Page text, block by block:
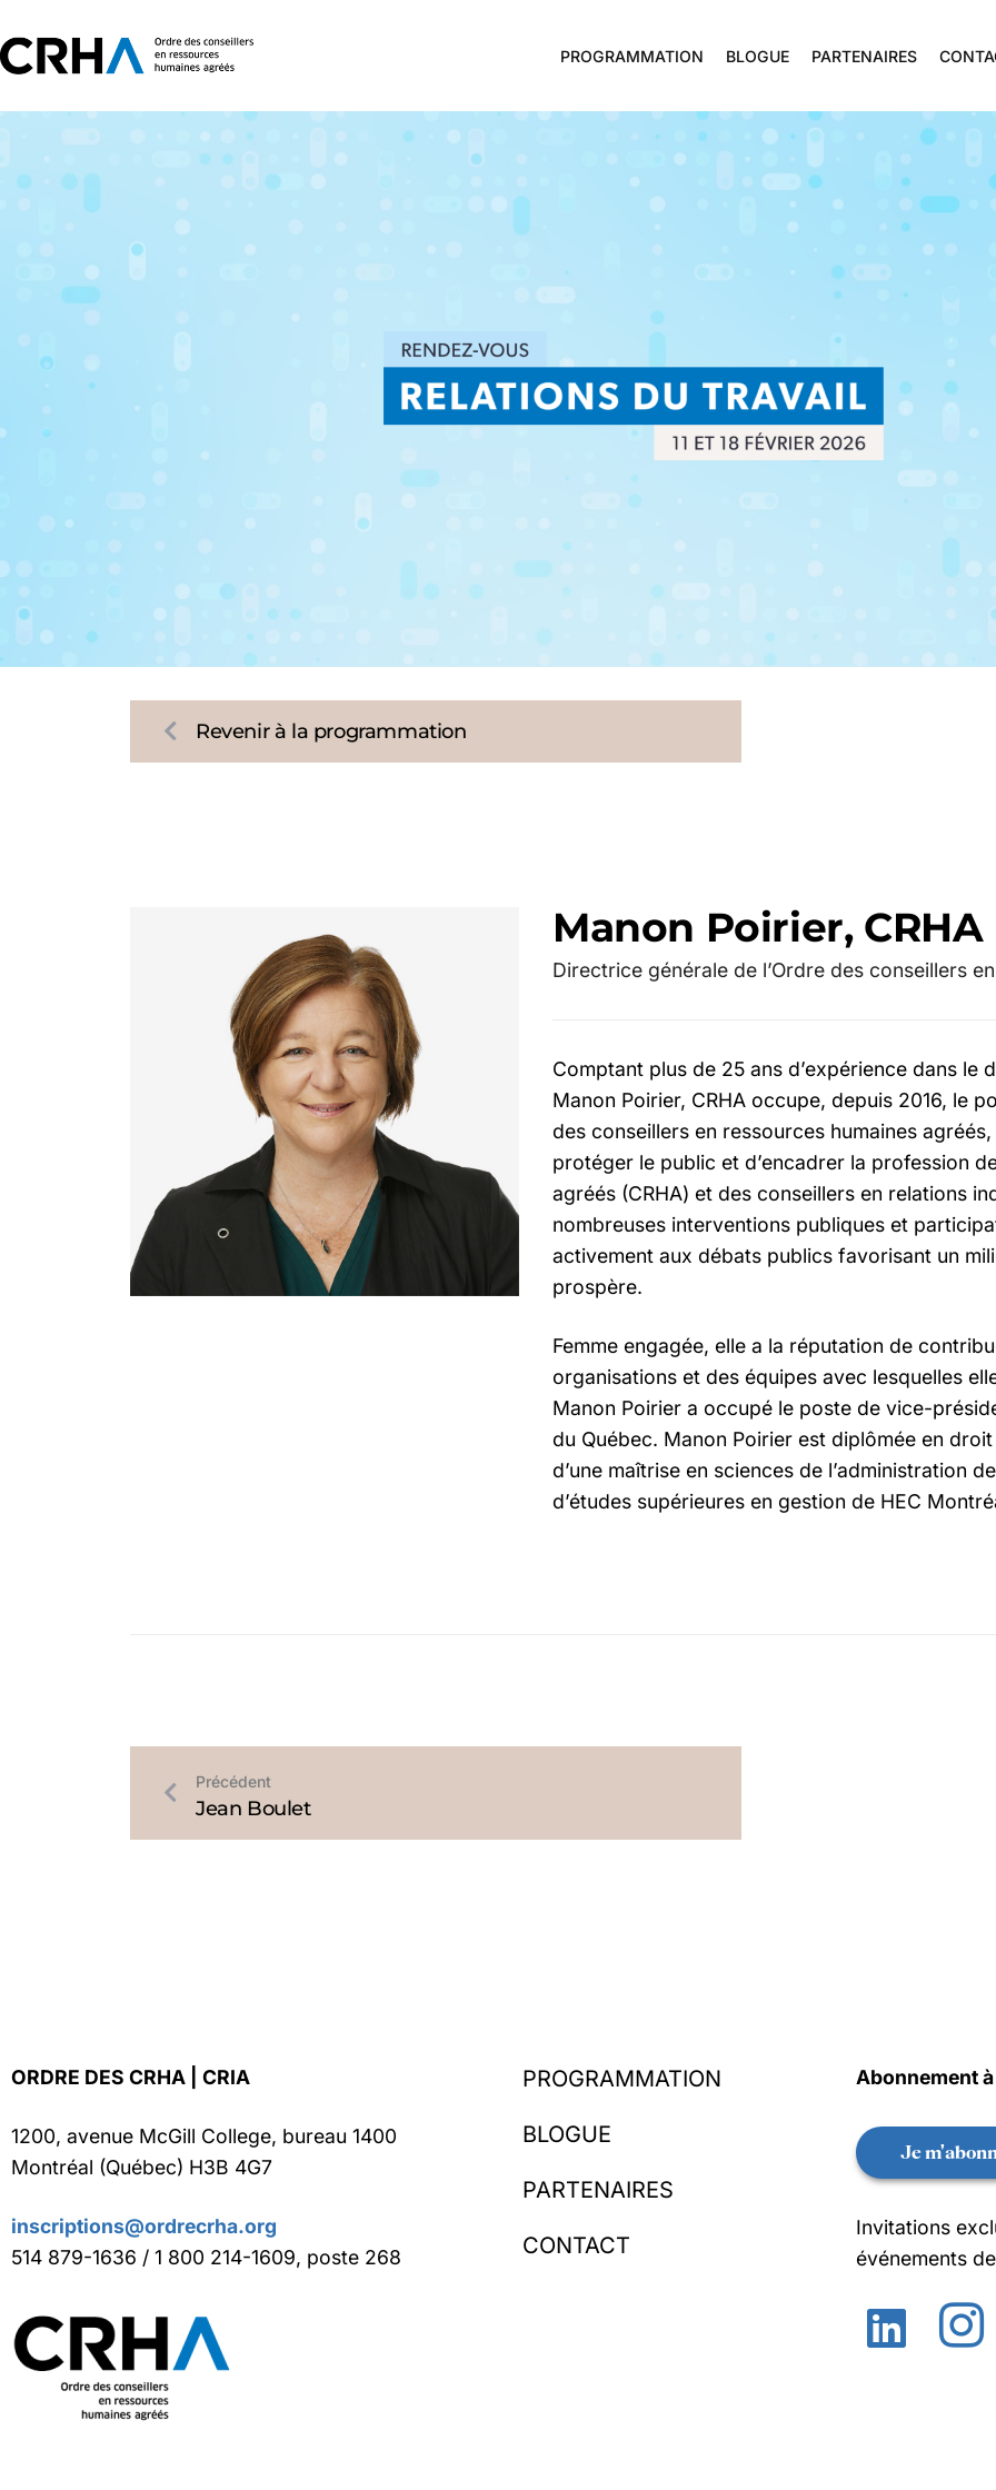
PROGRAMMATION BLOGUE PARTENAIRES
Revenir à la programmation
Manon Poirier, CRHA
Directrice générale de l’Ordre des conseillers
Comptant plus de 25 ans d’expérience dans le
Manon Poirier, CRHA occupe, depuis 2016, le
des conseillers en ressources humaines
protéger le public et d’encadrer la profession
agréés (CRHA) et des conseillers en relations
nombreuses interventions publiques et
activement aux débats publics favorisant un
prospère.
Femme engagée, elle a la réputation de
organisations et des équipes avec lesquelles
Manon Poirier a occupé le poste de vice-
du Québec. Manon Poirier est diplômée en
d’une maîtrise en sciences de l’administration
d’études supérieures en gestion de HEC
Précédent
Jean Boulet
ORDRE DES CRHA | CRIA
1200, avenue McGill College, bureau 1400
Montréal (Québec) H3B 4G7
inscriptions@ordrecrha.org
514 879-1636 / 1 800 214-1609, poste 268
PROGRAMMATION
BLOGUE
PARTENAIRES
CONTACT
Abonnement
Je
Invitations
événements